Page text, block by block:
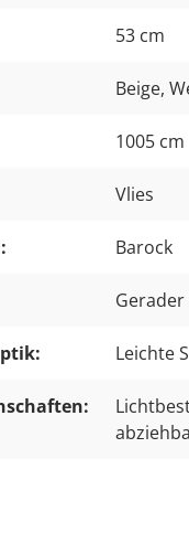
53 cm
Beige,
1005 cm
Vlies
Barock
Gerader
Leichte